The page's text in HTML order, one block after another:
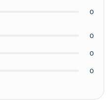
0
0
0
0